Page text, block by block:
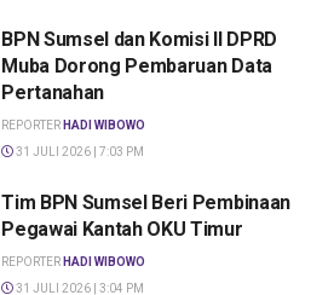
BPN Sumsel dan Komisi II DPRD
Muba Dorong Pembaruan Data
Pertanahan
REPORTER HADI WIBOWO
31 JULI 2026 | 7:03 PM
Tim BPN Sumsel Beri Pembinaan
Pegawai Kantah OKU Timur
REPORTER HADI WIBOWO
31 JULI 2026 | 3:04 PM